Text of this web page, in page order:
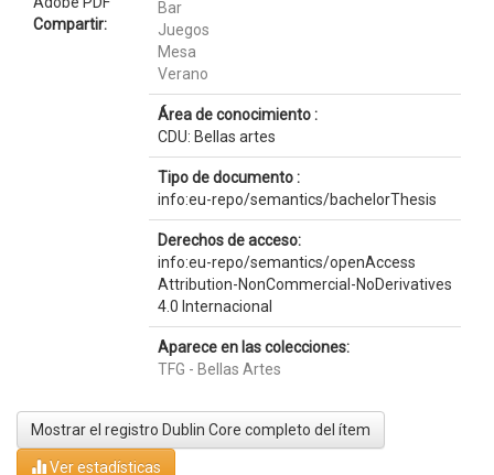
Compartir:
Bar
Juegos
Mesa
Verano
Área de conocimiento :
CDU: Bellas artes
Tipo de documento :
info:eu-repo/semantics/bachelorThesis
Derechos de acceso:
info:eu-repo/semantics/openAccess
Attribution-NonCommercial-NoDerivatives
4.0 Internacional
Aparece en las colecciones:
TFG - Bellas Artes
Mostrar el registro Dublin Core completo del ítem
Ver estadísticas